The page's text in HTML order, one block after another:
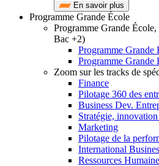
En savoir plus
Programme Grande École
Programme Grande
Bac +2)
Programme Grande
Programme Grande
Zoom sur les tracks de
Finance
Pilotage 360 des
Business Dev.
Stratégie,
Marketing
Pilotage de la
International
Ressources